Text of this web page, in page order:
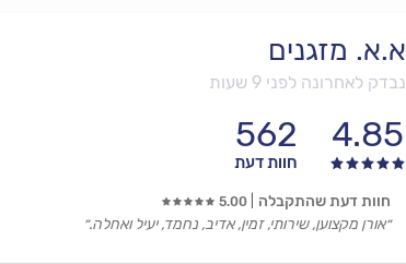
א.א. מזגנים
נבדק לאחרונה לפני 9 שעות
4.85
562
חוות דעת
חוות דעת שהתקבלה 5.00
״אורן מקצוען, שירותי, זמין, אדיב, נחמד, יעיל ואחלה.״